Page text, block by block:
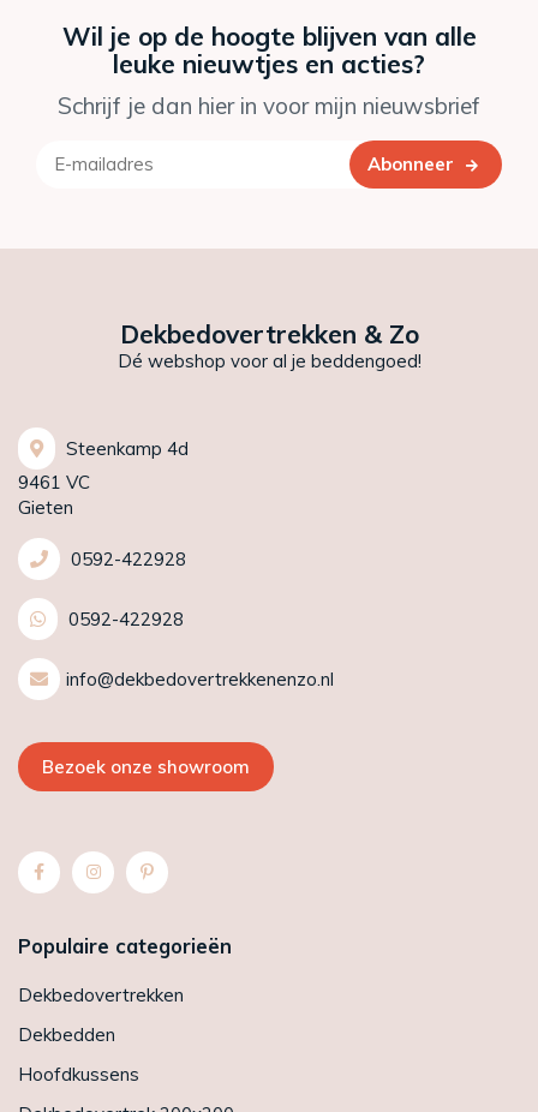
Wil je op de hoogte blijven van alle
leuke nieuwtjes en acties?
Schrijf je dan hier in voor mijn nieuwsbrief
Abonneer
Dekbedovertrekken & Zo
Dé webshop voor al je beddengoed!
Steenkamp 4d
9461 VC
Gieten
0592-422928
0592-422928
info@dekbedovertrekkenenzo.nl
Bezoek onze showroom
Populaire categorieën
Dekbedovertrekken
Dekbedden
Hoofdkussens